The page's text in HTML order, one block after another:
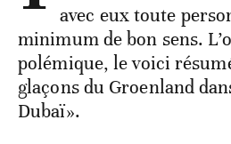
avec eux toute
minimum de bon sens.
polémique, le voici
glaçons du Groenland
Dubaï».